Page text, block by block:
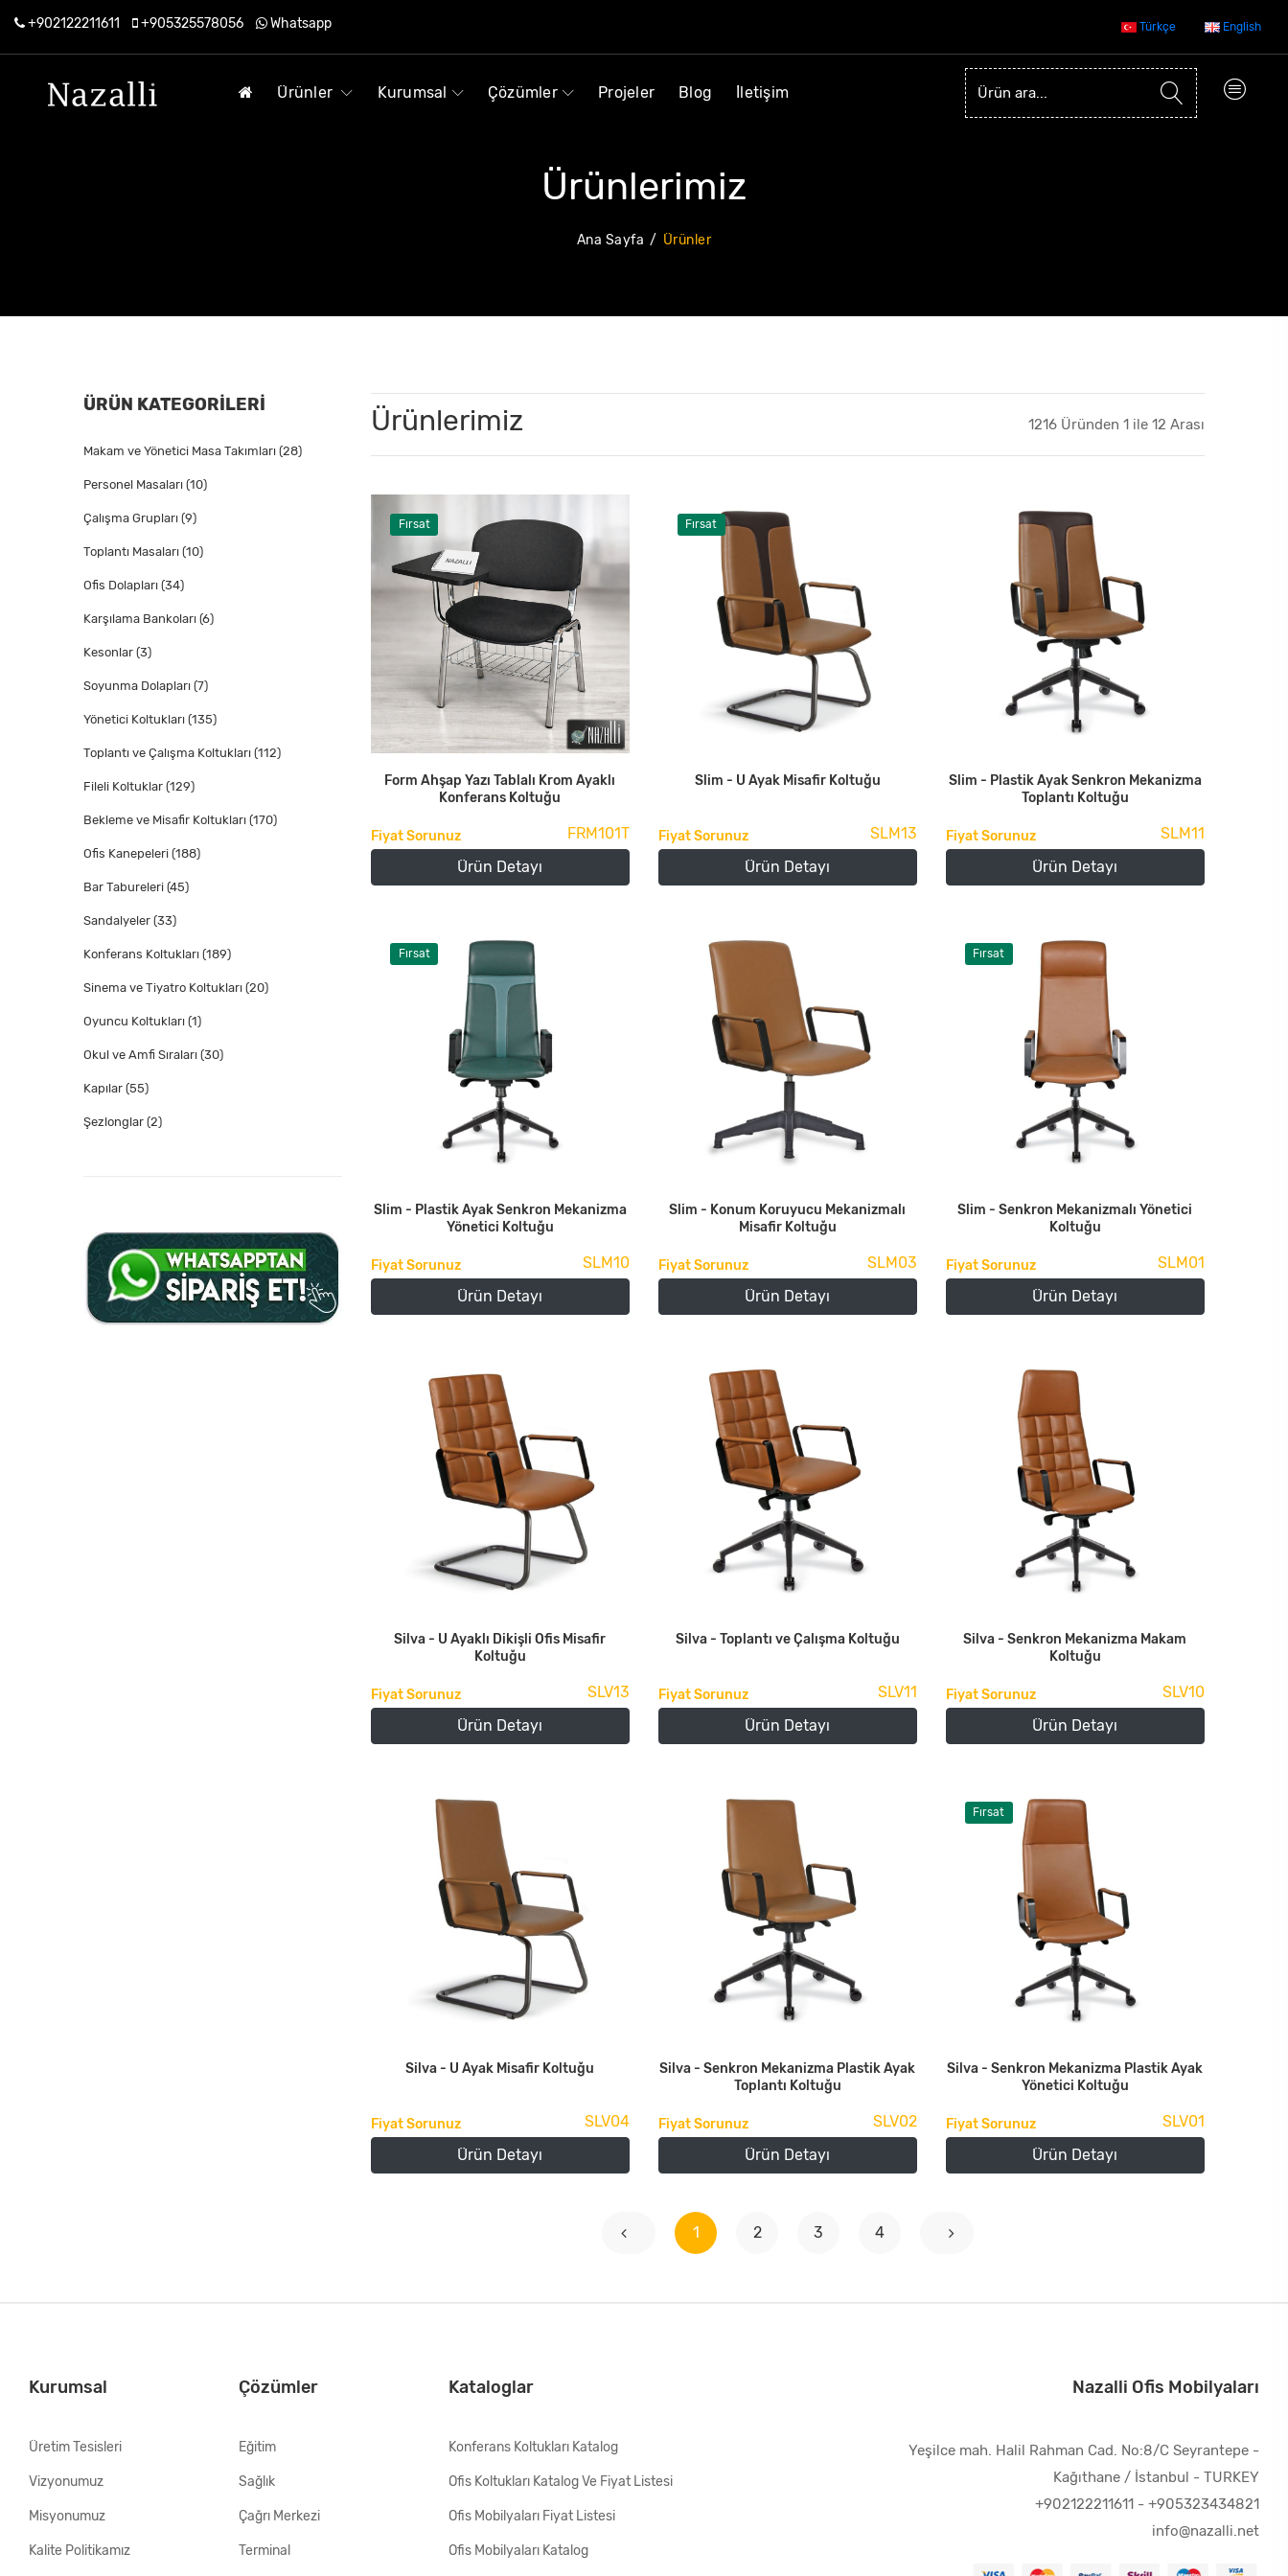
+902122211611 +905325578056 Whatsapp Türkçe English
Ürünler Kurumsal Çözümler Projeler Blog İletişim
Ürünlerimiz
Ana Sayfa Ürünler
ÜRÜN KATEGORİLERİ
Makam ve Yönetici Masa Takımları (28)
Personel Masaları (10)
Çalışma Grupları (9)
Toplantı Masaları (10)
Ofis Dolapları (34)
Karşılama Bankoları (6)
Kesonlar (3)
Soyunma Dolapları (7)
Yönetici Koltukları (135)
Toplantı ve Çalışma Koltukları (112)
Fileli Koltuklar (129)
Bekleme ve Misafir Koltukları (170)
Ofis Kanepeleri (188)
Bar Tabureleri (45)
Sandalyeler (33)
Konferans Koltukları (189)
Sinema ve Tiyatro Koltukları (20)
Oyuncu Koltukları (1)
Okul ve Amfi Sıraları (30)
Kapılar (55)
Şezlonglar (2)
Ürünlerimiz 1216 Üründen 1 ile 12 Arası
Fırsat
Form Ahşap Yazı Tablalı Krom Ayaklı
Konferans Koltuğu
Fiyat Sorunuz
FRM101T
Ürün Detayı
Fırsat
Slim - U Ayak Misafir Koltuğu
Fiyat Sorunuz
SLM13
Ürün Detayı
Slim - Plastik Ayak Senkron Mekanizma
Toplantı Koltuğu
Fiyat Sorunuz
SLM11
Ürün Detayı
Fırsat
Slim - Plastik Ayak Senkron Mekanizma
Yönetici Koltuğu
Fiyat Sorunuz
SLM10
Ürün Detayı
Slim - Konum Koruyucu Mekanizmalı
Misafir Koltuğu
Fiyat Sorunuz
SLM03
Ürün Detayı
Fırsat
Slim - Senkron Mekanizmalı Yönetici
Koltuğu
Fiyat Sorunuz
SLM01
Ürün Detayı
Silva - U Ayaklı Dikişli Ofis Misafir
Koltuğu
Fiyat Sorunuz
SLV13
Ürün Detayı
Silva - Toplantı ve Çalışma Koltuğu
Fiyat Sorunuz
SLV11
Ürün Detayı
Silva - Senkron Mekanizma Makam
Koltuğu
Fiyat Sorunuz
SLV10
Ürün Detayı
Silva - U Ayak Misafir Koltuğu
Fiyat Sorunuz
SLV04
Ürün Detayı
Silva - Senkron Mekanizma Plastik Ayak
Toplantı Koltuğu
Fiyat Sorunuz
SLV02
Ürün Detayı
Fırsat
Silva - Senkron Mekanizma Plastik Ayak
Yönetici Koltuğu
Fiyat Sorunuz
SLV01
Ürün Detayı
1 2 3 4
Kurumsal
Üretim Tesisleri
Vizyonumuz
Misyonumuz
Kalite Politikamız
Çözümler
Eğitim
Sağlık
Çağrı Merkezi
Terminal
Kataloglar
Konferans Koltukları Katalog
Ofis Koltukları Katalog Ve Fiyat Listesi
Ofis Mobilyaları Fiyat Listesi
Ofis Mobilyaları Katalog
Nazalli Ofis Mobilyaları
Yeşilce mah. Halil Rahman Cad. No:8/C Seyrantepe -
Kağıthane / İstanbul - TURKEY
+902122211611 - +905323434821
info@nazalli.net